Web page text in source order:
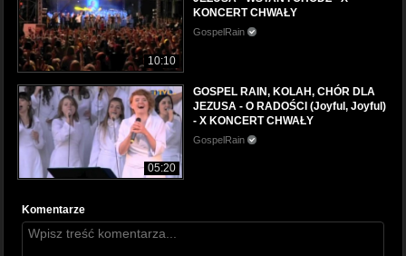
10:10
KONCERT CHWAŁY
GospelRain
05:20
GOSPEL RAIN, KOLAH, CHÓR DLA
JEZUSA - O RADOŚCI (Joyful, Joyful)
- X KONCERT CHWAŁY
GospelRain
Komentarze